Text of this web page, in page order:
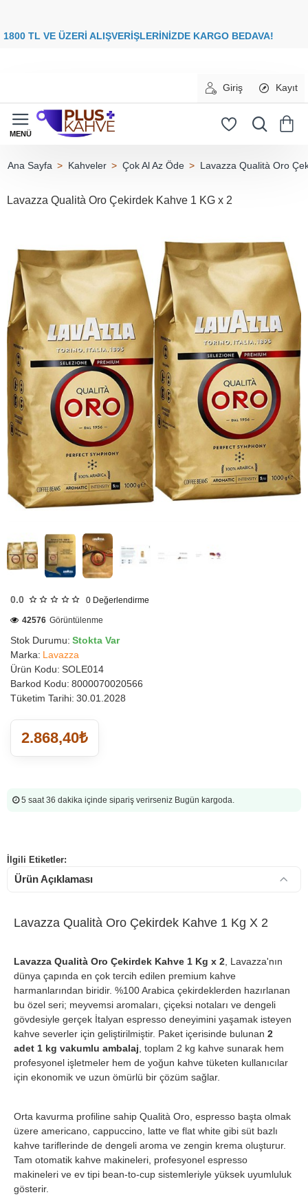
00 TL VE ÜZERİ ALIŞVERİŞLERİNİZDE KARGO
Giriş Kayıt
Kahveler Çok Al Az Öde Lavazza Qualità Oro
Lavazza Qualità Oro Çekirdek Kahve 1 KG x 2
KARGO
ÜCRETSİZ
GÖNDERİ
0.0 0 Değerlendirme
Stok Durumu: Stokta Var
Marka: Lavazza
Ürün Kodu: SOLE014
Barkod Kodu: 8000070020566
Tüketim Tarihi: 30.01.2028
42576 Görüntülenme
2.868,40₺
5 saat 36 dakika içinde sipariş verirseniz Bugün kargoda.
İlgili Etiketler:
Ürün Açıklaması
Lavazza Qualità Oro Çekirdek Kahve 1 Kg X 2
Lavazza Qualità Oro Çekirdek Kahve 1 Kg x 2 , Lavazza'nın
dünya çapında en çok tercih edilen premium kahve
harmanlarından biridir. %100 Arabica çekirdeklerden hazırlanan
bu özel seri; meyvemsi aromaları, çiçeksi notaları ve dengeli
gövdesiyle gerçek İtalyan espresso deneyimini yaşamak isteyen
kahve severler için geliştirilmiştir. Paket içerisinde bulunan 2
adet 1 kg vakumlu ambalaj , toplam 2 kg kahve sunarak hem
profesyonel işletmeler hem de yoğun kahve tüketen kullanıcılar
için ekonomik ve uzun ömürlü bir çözüm sağlar.
Orta kavurma profiline sahip Qualità Oro, espresso başta olmak
üzere americano, cappuccino, latte ve flat white gibi süt bazlı
kahve tariflerinde de dengeli aroma ve zengin krema oluşturur.
Tam otomatik kahve makineleri, profesyonel espresso
makineleri ve ev tipi bean-to-cup sistemleriyle yüksek uyumluluk
gösterir.